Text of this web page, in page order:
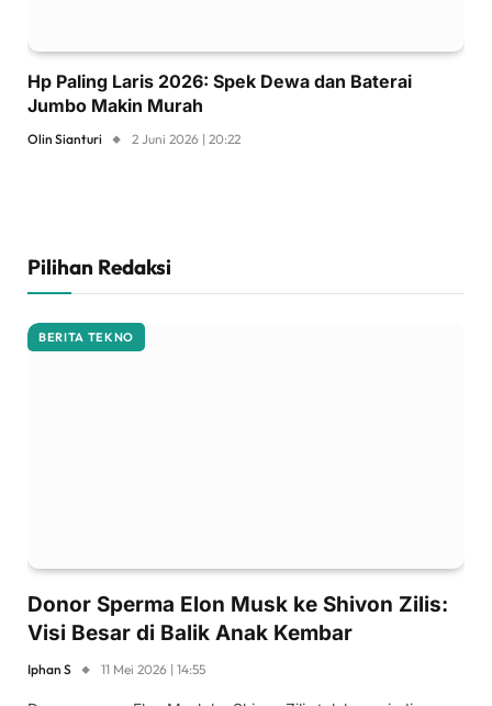
Hp Paling Laris 2026: Spek Dewa dan Baterai
Jumbo Makin Murah
Olin Sianturi 2 Juni 2026 | 20:22
Pilihan Redaksi
BERITA TEKNO
Donor Sperma Elon Musk ke Shivon Zilis:
Visi Besar di Balik Anak Kembar
Iphan S 11 Mei 2026 | 14:55